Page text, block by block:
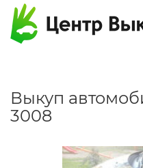
Выкуп
3008